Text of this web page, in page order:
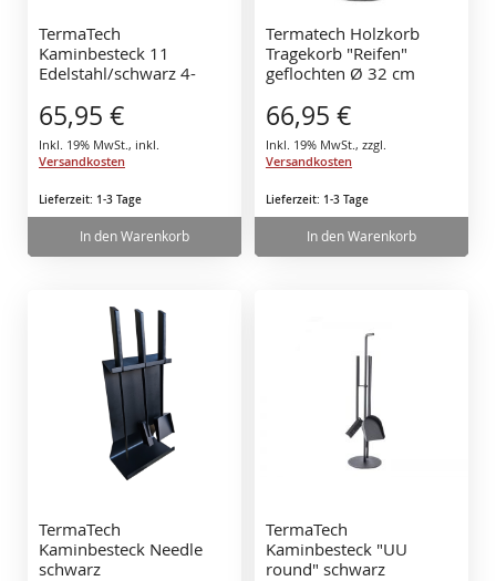
TermaTech
Kaminbesteck 11
Edelstahl/schwarz 4-
65,95 €
Inkl. 19% MwSt. , inkl.
Versandkosten
Lieferzeit: 1-3 Tage
In den Warenkorb
Termatech Holzkorb
Tragekorb "Reifen"
geflochten Ø 32 cm
66,95 €
Inkl. 19% MwSt. , zzgl.
Versandkosten
Lieferzeit: 1-3 Tage
In den Warenkorb
TermaTech
Kaminbesteck Needle
schwarz
TermaTech
Kaminbesteck "UU
round" schwarz